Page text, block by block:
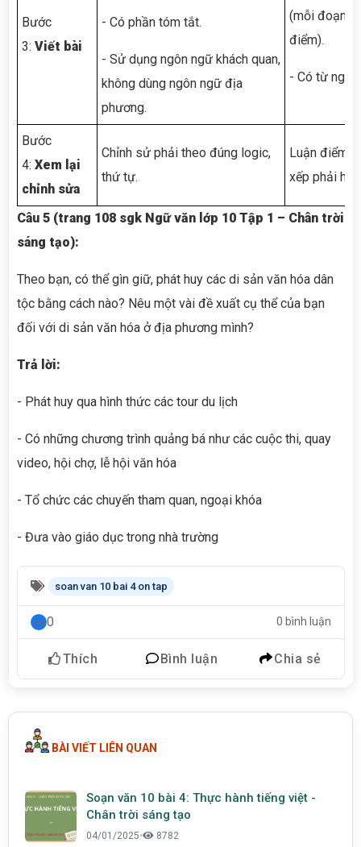
Bước
3: Viết bài
- Có phần tóm tắt.
- Sử dụng ngôn ngữ khách quan,
không dùng ngôn ngữ địa
phương.
(mỗi đoạn
điểm).
- Có từ ngữ
Bước
4: Xem lại
chỉnh sửa
Chỉnh sử phải theo đúng logic,
thứ tự.
Luận
xếp phải
Câu 5 (trang 108 sgk Ngữ văn lớp 10 Tập 1 – Chân trời
sáng tạo):
Theo bạn, có thể gìn giữ, phát huy các di sản văn hóa dân
tộc bằng cách nào? Nêu một vài đề xuất cụ thể của bạn
đối với di sản văn hóa ở địa phương mình?
Trả lời:
- Phát huy qua hình thức các tour du lịch
- Có những chương trình quảng bá như các cuộc thi, quay
video, hội chợ, lễ hội văn hóa
- Tổ chức các chuyến tham quan, ngoại khóa
- Đưa vào giáo dục trong nhà trường
soan van 10 bai 4 on tap
0 0 bình luận
Thích Bình luận Chia sẻ
BÀI VIẾT LIÊN QUAN
Soạn văn 10 bài 4: Thực hành tiếng việt -
Chân trời sáng tạo
04/01/2025• 8782